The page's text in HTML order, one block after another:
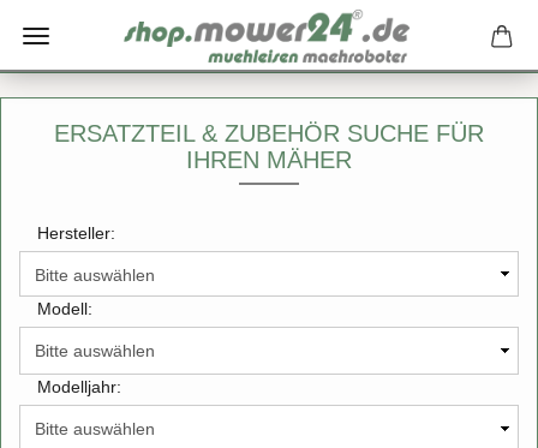
ERSATZTEIL & ZUBEHÖR SUCHE FÜR
IHREN MÄHER
Hersteller:
Modell:
Modelljahr: